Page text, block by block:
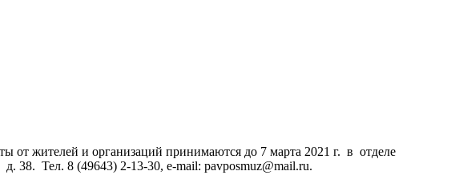
от жителей и организаций принимаются до 7 марта 2021 г. в отделе
Тел. 8 (49643) 2-13-30, е-mail: pavposmuz@mail.ru.